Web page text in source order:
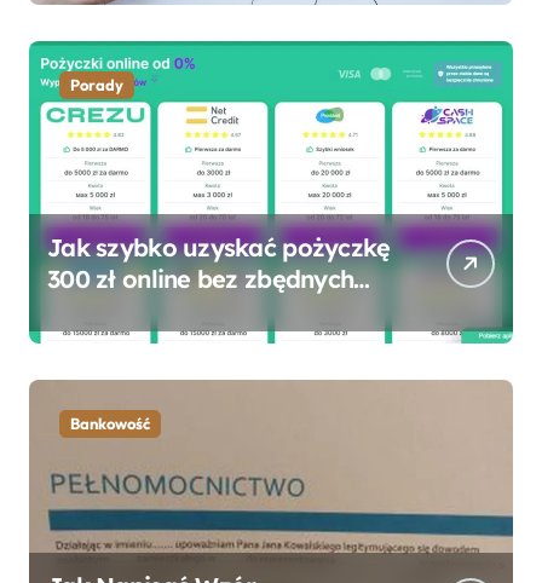
Porady
Jak szybko uzyskać pożyczkę
300 zł online bez zbędnych
Bankowość